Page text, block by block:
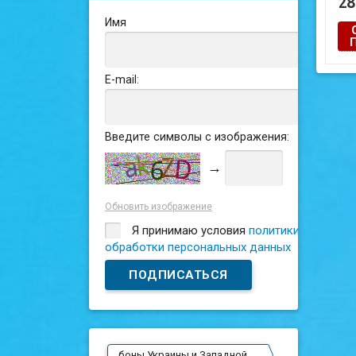
Имя
E-mail:
Введите символы с изображения:
→
Обновить изображение
Я принимаю условияполитики
обработки персональных данных